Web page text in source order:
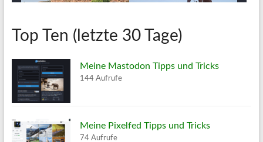
Top Ten (letzte 30 Tage)
Meine Mastodon Tipps und Tricks
144 Aufrufe
Meine Pixelfed Tipps und Tricks
74 Aufrufe